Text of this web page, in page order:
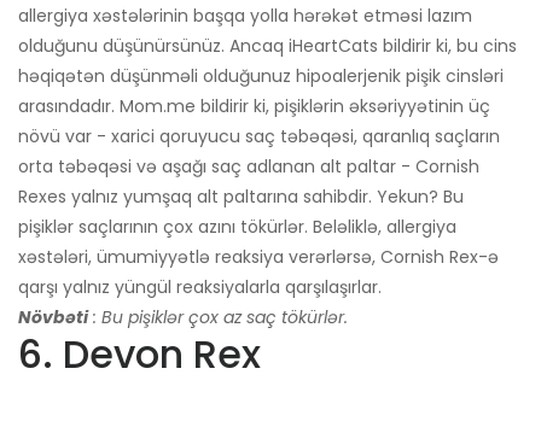
allergiya xəstələrinin başqa yolla hərəkət etməsi lazım
olduğunu düşünürsünüz. Ancaq iHeartCats bildirir ki, bu cins
həqiqətən düşünməli olduğunuz hipoalerjenik pişik cinsləri
arasındadır. Mom.me bildirir ki, pişiklərin əksəriyyətinin üç
növü var - xarici qoruyucu saç təbəqəsi, qaranlıq saçların
orta təbəqəsi və aşağı saç adlanan alt paltar - Cornish
Rexes yalnız yumşaq alt paltarına sahibdir. Yekun? Bu
pişiklər saçlarının çox azını tökürlər. Beləliklə, allergiya
xəstələri, ümumiyyətlə reaksiya verərlərsə, Cornish Rex-ə
qarşı yalnız yüngül reaksiyalarla qarşılaşırlar.
Növbəti: Bu pişiklər çox az saç tökürlər.
6. Devon Rex